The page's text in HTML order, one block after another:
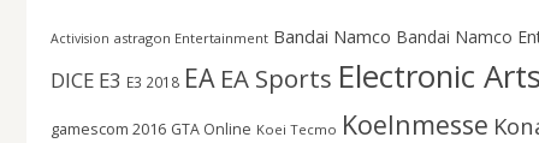
Activision astragon Entertainment Bandai Namco Bandai Namco
DICE E3 E3 2018 EA EA Sports Electronic
gamescom 2016 GTA Online Koei Tecmo Koelnmesse